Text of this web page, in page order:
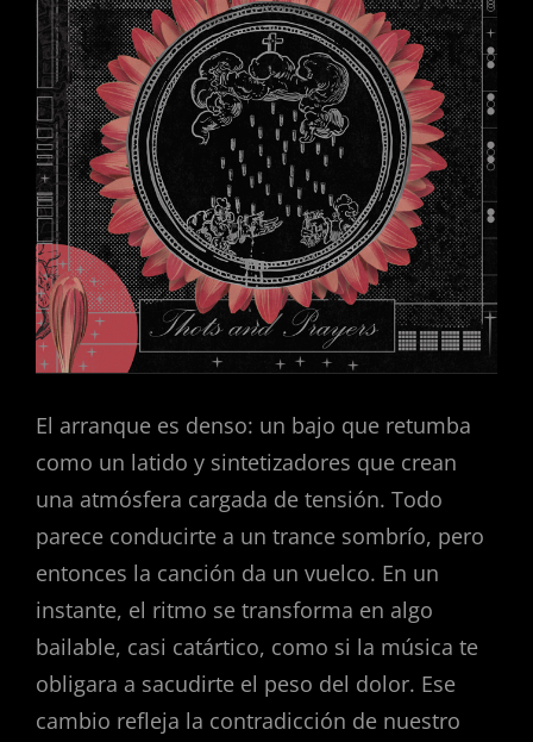
El arranque es denso: un bajo que retumba
como un latido y sintetizadores que crean
una atmósfera cargada de tensión. Todo
parece conducirte a un trance sombrío, pero
entonces la canción da un vuelco. En un
instante, el ritmo se transforma en algo
bailable, casi catártico, como si la música te
obligara a sacudirte el peso del dolor. Ese
cambio refleja la contradicción de nuestro